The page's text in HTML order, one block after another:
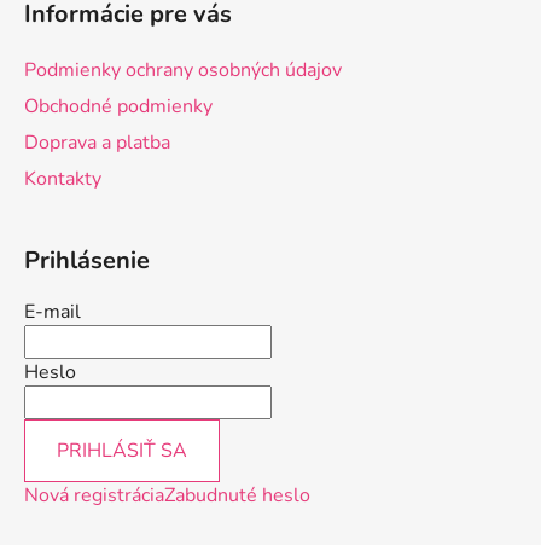
Informácie pre vás
Podmienky ochrany osobných údajov
Obchodné podmienky
Doprava a platba
Kontakty
Prihlásenie
E-mail
Heslo
PRIHLÁSIŤ SA
Nová registráciaZabudnuté heslo